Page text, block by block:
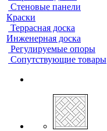
Стеновые панели
Краски
Террасная доска
Инженерная доска
Регулируемые опоры
Сопутствующие товары